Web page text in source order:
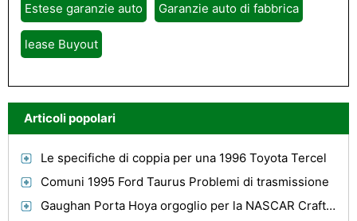
Estese garanzie auto Garanzie auto di fabbrica
lease Buyout
Articoli popolari
Le specifiche di coppia per una 1996 Toyota Tercel
Comuni 1995 Ford Taurus Problemi di trasmissione
Gaughan Porta Hoya orgoglio per la NASCAR Craftsman Truck Series